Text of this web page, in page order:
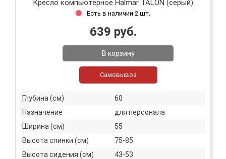
Кресло компьютерное Halmar TALON (серый)
Есть в наличии 2 шт.
639 руб.
В корзину
Самовывоз
Глубина (см)
60
Назначение
для персонала
Ширина (см)
55
Высота спинки (см)
75-85
Высота сидения (см)
43-53